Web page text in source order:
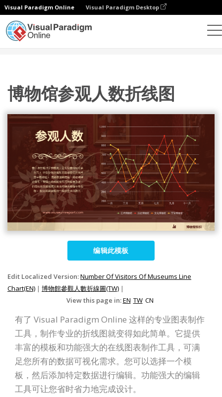
Visual Paradigm Online Visual Paradigm Desktop
博物馆参观人数折线图
编辑此模板
Edit Localized Version:Number Of Visitors Of Museums Line
Chart(EN) | 博物館參觀人數折線圖(TW) |
View this page in:EN TW CN
有了 Visual Paradigm Online 这样的专业图表制作
工具，制作专业的折线图就变得如此简单。它提供
丰富的模板和功能强大的在线图表制作工具，可满
足您所有的数据可视化需求。您可以选择一个模
板，然后添加特定数据进行编辑。功能强大的编辑
工具可让您省时省力地完成设计。